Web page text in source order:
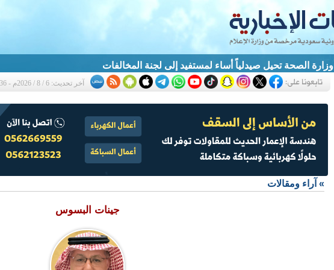
وزارة الصحة تحيل صيدلياً أساء لمستفيد إلى لجنة المخالفات
آخر تحديث: 6 / 8 / 2026م - 10:36 ص
» آراء ومقالات
جينات البسوس